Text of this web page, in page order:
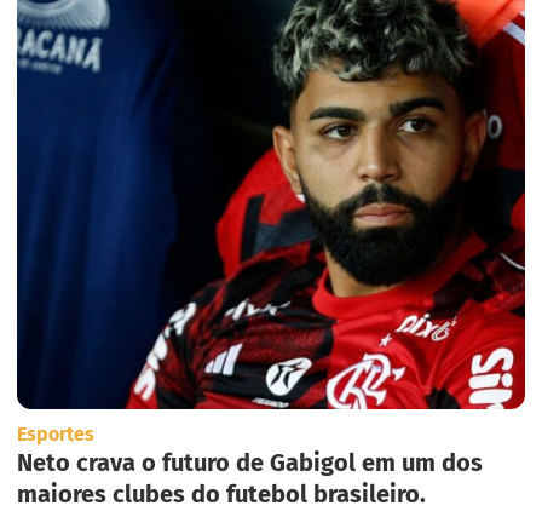
Esportes
Neto crava o futuro de Gabigol em um dos
maiores clubes do futebol brasileiro.